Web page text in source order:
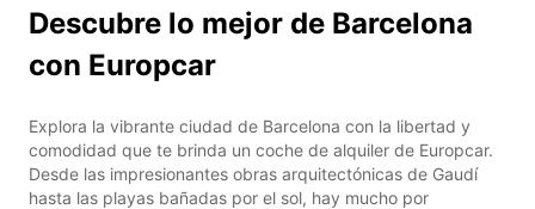
Descubre lo mejor de Barcelona
con Europcar
Explora la vibrante ciudad de Barcelona con la libertad y
comodidad que te brinda un coche de alquiler de Europcar.
Desde las impresionantes obras arquitectónicas de Gaudí
hasta las playas bañadas por el sol, hay mucho por